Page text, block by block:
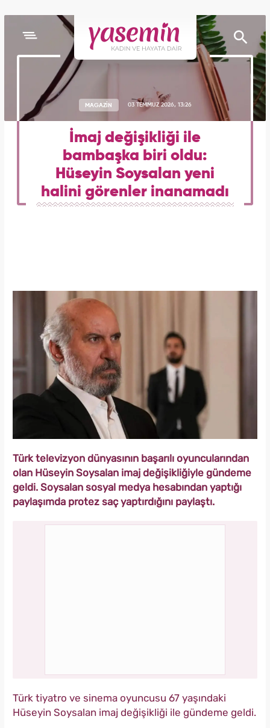
MAGAZİN 03 TEMMUZ 2026, 13:26
İmaj değişikliği ile
bambaşka biri oldu:
Hüseyin Soysalan yeni
halini görenler inanamadı
Türk televizyon dünyasının başarılı oyuncularından
olan Hüseyin Soysalan imaj değişikliğiyle gündeme
geldi. Soysalan sosyal medya hesabından yaptığı
paylaşımda protez saç yaptırdığını paylaştı.
Türk tiyatro ve sinema oyuncusu 67 yaşındaki
Hüseyin Soysalan imaj değişikliği ile gündeme geldi.